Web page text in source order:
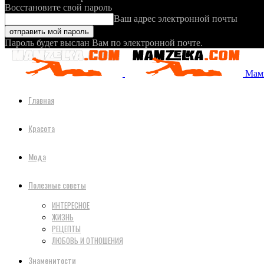
Восстановите свой пароль
Ваш адрес электронной почты
Пароль будет выслан Вам по электронной почте.
Главная
Красота
Мода
Полезные советы
ИНТЕРЕСНОЕ
ЖИЗНЬ
РЕЦЕПТЫ
ЛЮБОВЬ И ОТНОШЕНИЯ
Знаменитости